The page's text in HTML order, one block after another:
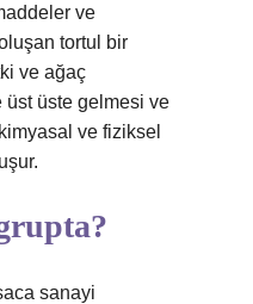
ve
tortul bir
ve ağaç
üst üste gelmesi ve
ve fiziksel
sanayi